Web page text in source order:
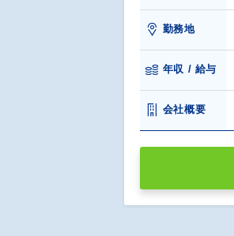
勤務地
年収 / 給与
会社概要